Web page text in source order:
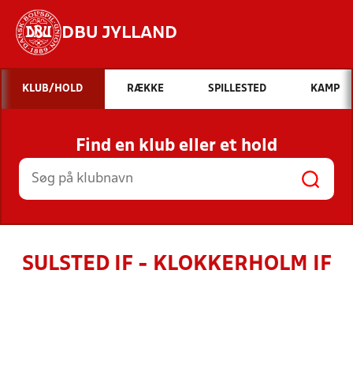
DBU JYLLAND
Hvad vil du søge efter?
INDHOLD OG NYHEDER
STILLINGER, RESULTATER, KLUBBER OG
HOLD
KLUB/HOLD RÆKKE SPILLESTED KAMP
Find en klub eller et hold
SULSTED IF - KLOKKERHOLM IF